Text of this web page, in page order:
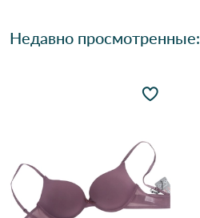
Недавно просмотренные: